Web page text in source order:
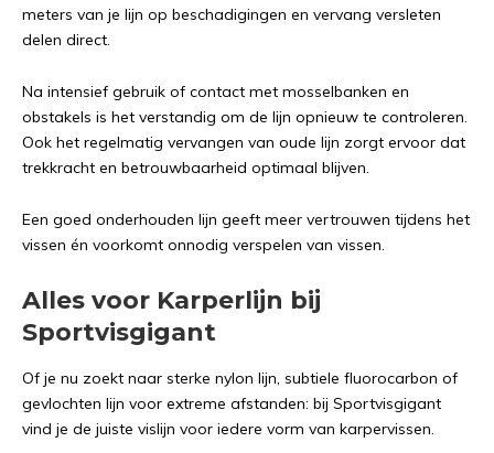
meters van je lijn op beschadigingen en vervang versleten
delen direct.
Na intensief gebruik of contact met mosselbanken en
obstakels is het verstandig om de lijn opnieuw te controleren.
Ook het regelmatig vervangen van oude lijn zorgt ervoor dat
trekkracht en betrouwbaarheid optimaal blijven.
Een goed onderhouden lijn geeft meer vertrouwen tijdens het
vissen én voorkomt onnodig verspelen van vissen.
Alles voor Karperlijn bij
Sportvisgigant
Of je nu zoekt naar sterke nylon lijn, subtiele fluorocarbon of
gevlochten lijn voor extreme afstanden: bij Sportvisgigant
vind je de juiste vislijn voor iedere vorm van karpervissen.